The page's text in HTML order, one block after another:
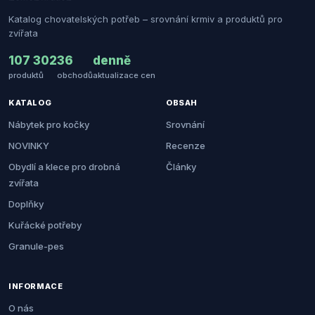
Katalog chovatelských potřeb – srovnání krmiv a produktů pro
zvířata
107 302
produktů
36
obchodů
denně
aktualizace cen
KATALOG
Nábytek pro kočky
NOVINKY
Obydlí a klece pro drobná
zvířata
Doplňky
Kuřácké potřeby
Granule-pes
OBSAH
Srovnání
Recenze
Články
INFORMACE
O nás